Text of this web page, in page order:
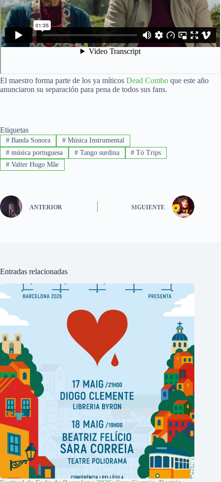
El maestro forma parte de los ya míticos Dead Combo que este año
anunciaron su separación para pena de todos sus fans.
Etiquetas
#Banda Sonora #Música Instrumental
#música portuguesa #Tango surdina # Tó Trips
#Valter Hugo Mãe
ANTERIOR SIGUIENTE
Entradas relacionadas